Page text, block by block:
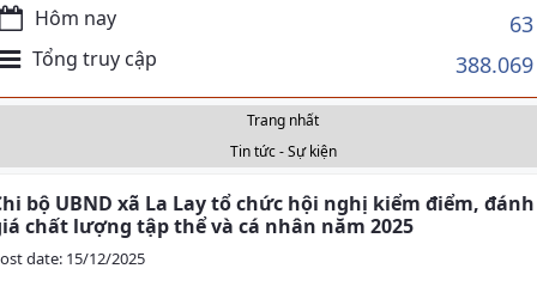
Hôm nay 63
Tổng truy cập 388.069
Trang nhất
Tin tức - Sự kiện
bộ UBND xã La Lay tổ chức hội nghị kiểm điểm, đánh
chất lượng tập thể và cá nhân năm 2025
date: 15/12/2025